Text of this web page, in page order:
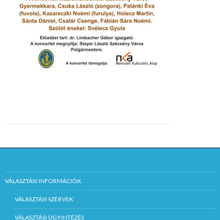
VÁLASZTÁSI INFORMÁCIÓK
VÁLASZTÁSI SZERVEK
VÁLASZTÁSI ÜGYINTÉZÉS